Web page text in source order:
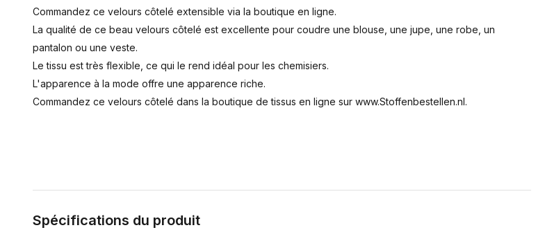
Commandez ce velours côtelé extensible via la boutique en ligne.
La qualité de ce beau velours côtelé est excellente pour coudre une blouse, une jupe, une robe, un
pantalon ou une veste.
Le tissu est très flexible, ce qui le rend idéal pour les chemisiers.
L'apparence à la mode offre une apparence riche.
Commandez ce velours côtelé dans la boutique de tissus en ligne sur www.Stoffenbestellen.nl.
Spécifications du produit